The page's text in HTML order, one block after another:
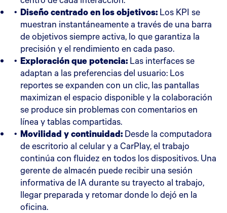
Diseño centrado en los objetivos: Los KPI se
muestran instantáneamente a través de una barra
de objetivos siempre activa, lo que garantiza la
precisión y el rendimiento en cada paso.
Exploración que potencia: Las interfaces se
adaptan a las preferencias del usuario: Los
reportes se expanden con un clic, las pantallas
maximizan el espacio disponible y la colaboración
se produce sin problemas con comentarios en
línea y tablas compartidas.
Movilidad y continuidad: Desde la computadora
de escritorio al celular y a CarPlay, el trabajo
continúa con fluidez en todos los dispositivos. Una
gerente de almacén puede recibir una sesión
informativa de IA durante su trayecto al trabajo,
llegar preparada y retomar donde lo dejó en la
oficina.